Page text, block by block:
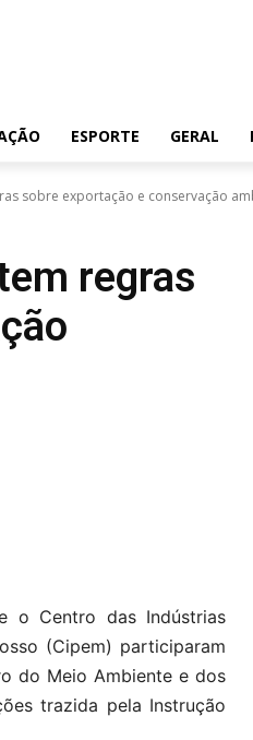
ESPORTE GERAL
sobre exportação e conservação
regras
o Centro das Indústrias
(Cipem) participaram
do Meio Ambiente e dos
trazida pela Instrução